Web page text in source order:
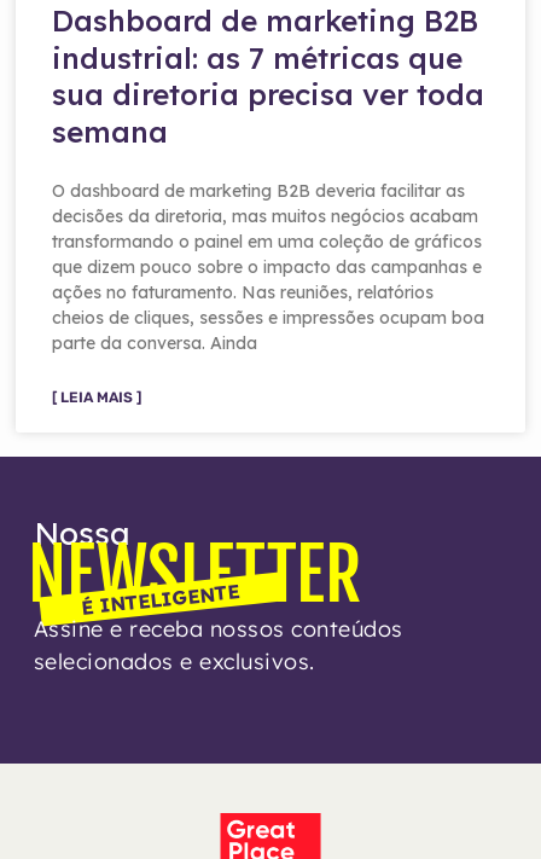
Dashboard de marketing B2B
industrial: as 7 métricas que
sua diretoria precisa ver toda
semana
O dashboard de marketing B2B deveria facilitar as
decisões da diretoria, mas muitos negócios acabam
transformando o painel em uma coleção de gráficos
que dizem pouco sobre o impacto das campanhas e
ações no faturamento. Nas reuniões, relatórios
cheios de cliques, sessões e impressões ocupam boa
parte da conversa. Ainda
[ LEIA MAIS ]
Nossa
NEWSLETTER
É INTELIGENTE
Assine e receba nossos conteúdos
selecionados e exclusivos.